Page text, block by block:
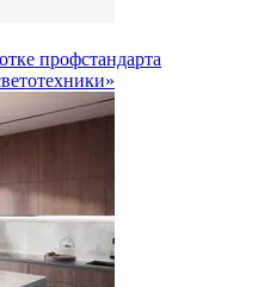
профстандарта